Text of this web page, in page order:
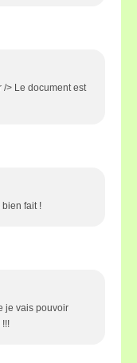
/> Le document est
bien fait !
je vais pouvoir